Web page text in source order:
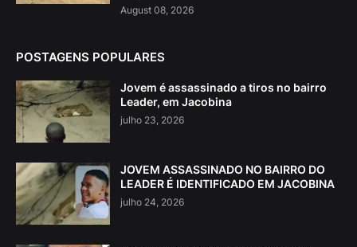
August 08, 2026
POSTAGENS POPULARES
Jovem é assassinado a tiros no bairro
Leader, em Jacobina
julho 23, 2026
JOVEM ASSASSINADO NO BAIRRO DO
LEADER É IDENTIFICADO EM JACOBINA
julho 24, 2026